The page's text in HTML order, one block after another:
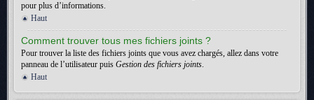
pour plus d’informations.
Haut
Comment trouver tous mes fichiers joints ?
Pour trouver la liste des fichiers joints que vous avez chargés, allez dans votre
panneau de l’utilisateur puis Gestion des fichiers joints.
Haut